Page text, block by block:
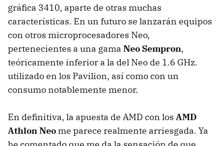
gráfica 3410, aparte de otras muchas
características. En un futuro se lanzarán equipos
con otros microprocesadores Neo,
pertenecientes a una gama Neo Sempron,
teóricamente inferior a la del Neo de 1.6 GHz.
utilizado en los Pavilion, así como con un
consumo notablemente menor.
En definitiva, la apuesta de AMD con los AMD
Athlon Neo me parece realmente arriesgada. Ya